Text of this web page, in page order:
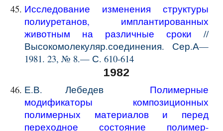
Исследование изменения структуры
полиуретанов, имплантированных
животным на различные сроки //
Высокомолекуляр.соединения. Сер.А—
1981. 23, № 8.— С.610-614
1982
Е.В. Лебедев
Полимерные
модификаторы композиционных
полимерных материалов и перед
переходное состояние полимер-